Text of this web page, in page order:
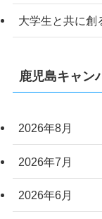
大学生と共に創
鹿児島キャン
2026年8月
2026年7月
2026年6月